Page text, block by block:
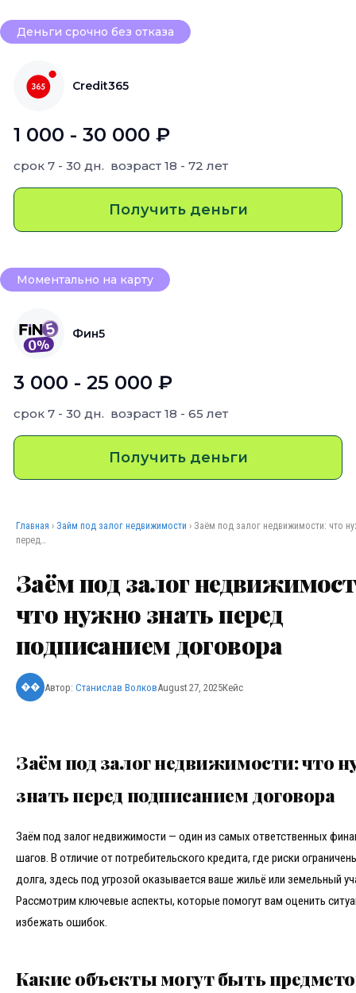
Деньги срочно без отказа
Credit365
1 000 - 30 000 ₽
срок 7 - 30 дн. возраст 18 - 72 лет
Получить деньги
Моментально на карту
Фин5
3 000 - 25 000 ₽
срок 7 - 30 дн. возраст 18 - 65 лет
Получить деньги
Главная › Займ под залог недвижимости › Заём под залог недвижимости: что
перед…
Заём под залог
что нужно знать перед
подписанием договора
�� Автор: Станислав ВолковAugust 27, 2025Кейс
Заём под залог недвижимости: что
знать перед подписанием договора
Заём под залог недвижимости — один из самых ответственных
шагов. В отличие от потребительского кредита, где риски
долга, здесь под угрозой оказывается ваше жильё или земельный
Рассмотрим ключевые аспекты, которые помогут вам оценить
избежать ошибок.
Какие объекты могут быть